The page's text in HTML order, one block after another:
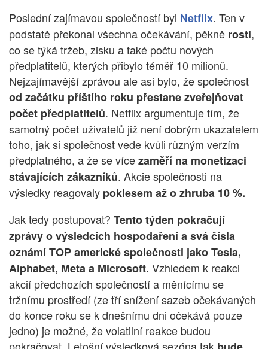
Poslední zajímavou společností byl Netflix. Ten v
podstatě překonal všechna očekávání, pěkně rostl,
co se týká tržeb, zisku a také počtu nových
předplatitelů, kterých přibylo téměř 10 milionů.
Nejzajímavější zprávou ale asi bylo, že společnost
od začátku příštího roku přestane zveřejňovat
počet předplatitelů. Netflix argumentuje tím, že
samotný počet uživatelů již není dobrým ukazatelem
toho, jak si společnost vede kvůli různým verzím
předplatného, ​​a že se vícezaměří na monetizaci
stávajících zákazníků. Akcie společnosti na
výsledky reagovaly poklesem až o zhruba 10 %.
Jak tedy postupovat? Tento týden pokračují
zprávy o výsledcích hospodaření a svá čísla
oznámí TOP americké společnosti jako Tesla,
Alphabet, Meta a Microsoft. Vzhledem k reakci
akcií předchozích společností a měnícímu se
tržnímu prostředí (ze tří snížení sazeb očekávaných
do konce roku se k dnešnímu dni očekává pouze
jedno) je možné, že volatilní reakce budou